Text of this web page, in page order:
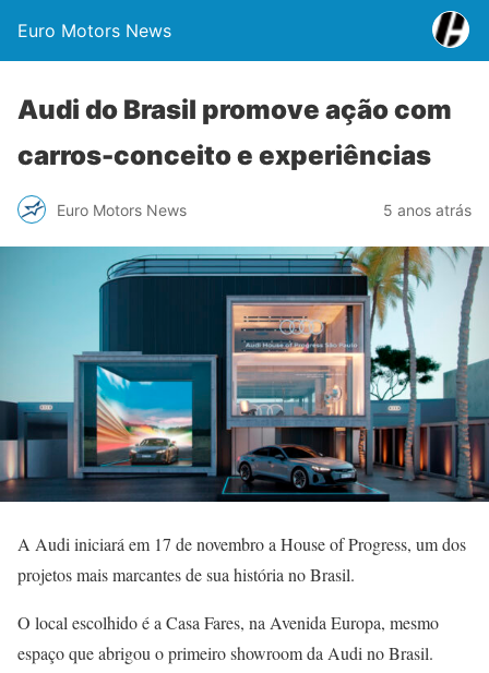
Euro Motors News
Audi do Brasil promove ação com
carros-conceito e experiências
Euro Motors News 5 anos atrás
A Audi iniciará em 17 de novembro a House of Progress, um dos
projetos mais marcantes de sua história no Brasil.
O local escolhido é a Casa Fares, na Avenida Europa, mesmo
espaço que abrigou o primeiro showroom da Audi no Brasil.